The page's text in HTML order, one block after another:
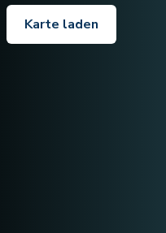
Karte laden